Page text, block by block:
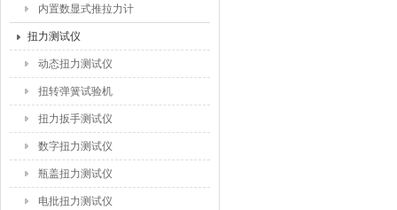
内置数显式推拉力计
扭力测试仪
动态扭力测试仪
扭转弹簧试验机
扭力扳手测试仪
数字扭力测试仪
瓶盖扭力测试仪
电批扭力测试仪